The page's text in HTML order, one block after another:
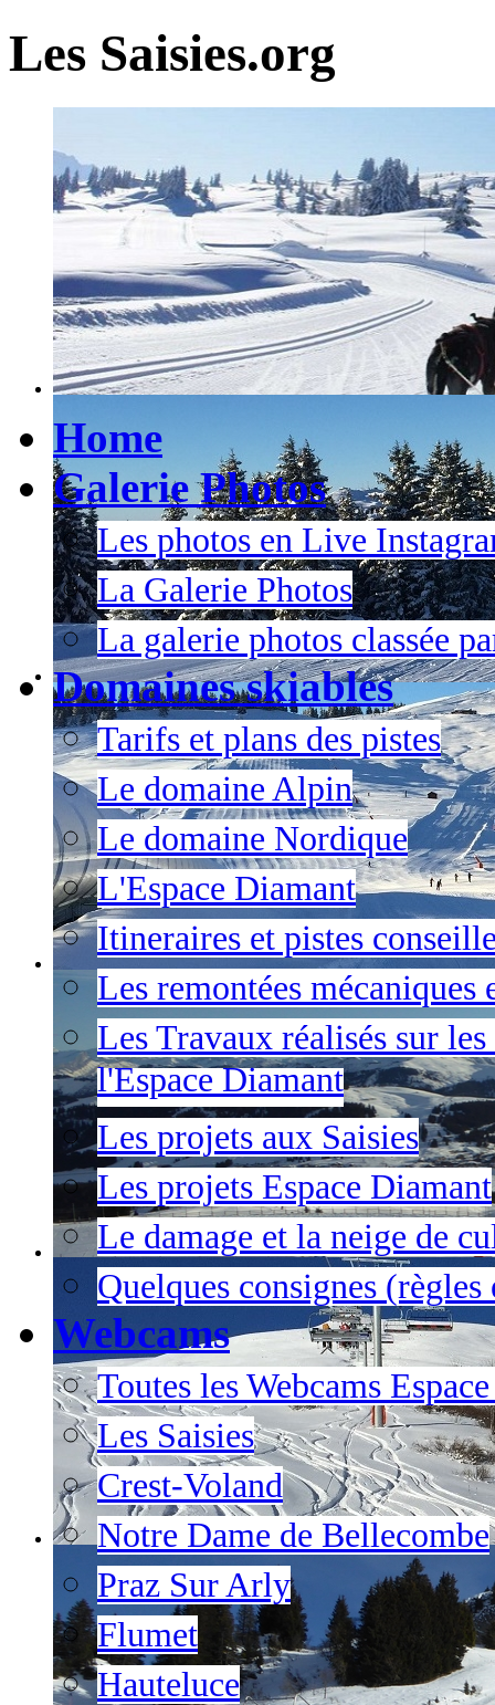
Les Saisies.org
Home
Galerie Photos
Les photos en Live
La Galerie Photos
La galerie photos classée
Domaines skiables
Tarifs et plans des pistes
Le domaine Alpin
Le domaine Nordique
L'Espace Diamant
Itineraires et pistes
Les remontées mécaniques
Les Travaux réalisés sur
l'Espace Diamant
Les projets aux Saisies
Les projets Espace Diamant
Le damage et la neige de
Quelques consignes (règles
Webcams
Toutes les Webcams
Les Saisies
Crest-Voland
Notre Dame de Bellecombe
Praz Sur Arly
Flumet
Hauteluce